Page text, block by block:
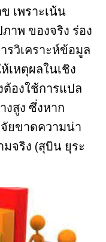
เพราะเน้น
าพ ของจริง ร่อง
รวิเคราะห์ข้อมูล
เหตุผลในเชิง
ต้องใช้การแปล
สูง ซึ่งหาก
ยขาดความน่า
จริง (สุบิน ยุระ